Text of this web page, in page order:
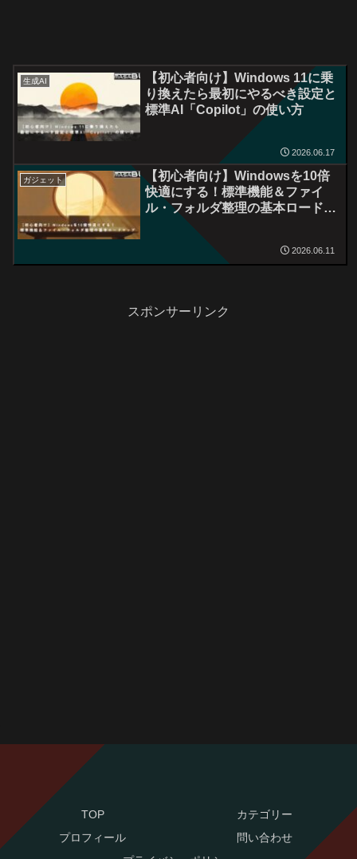
生成AI
【初心者向け】Windows 11に乗
り換えたら最初にやるべき設定と
標準AI「Copilot」の使い方
2026.06.17
ガジェット
【初心者向け】Windowsを10倍
快適にする！標準機能＆ファイ
ル・フォルダ整理の基本ロードマ
2026.06.11
スポンサーリンク
TOP
カテゴリー
プロフィール
問い合わせ